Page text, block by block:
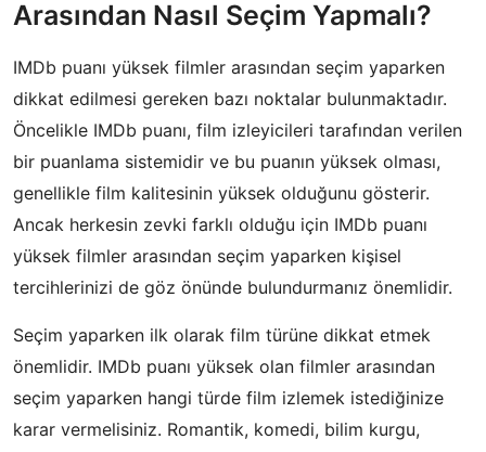
Arasından Nasıl Seçim Yapmalı?
IMDb puanı yüksek filmler arasından seçim yaparken
dikkat edilmesi gereken bazı noktalar bulunmaktadır.
Öncelikle IMDb puanı, film izleyicileri tarafından verilen
bir puanlama sistemidir ve bu puanın yüksek olması,
genellikle film kalitesinin yüksek olduğunu gösterir.
Ancak herkesin zevki farklı olduğu için IMDb puanı
yüksek filmler arasından seçim yaparken kişisel
tercihlerinizi de göz önünde bulundurmanız önemlidir.
Seçim yaparken ilk olarak film türüne dikkat etmek
önemlidir. IMDb puanı yüksek olan filmler arasından
seçim yaparken hangi türde film izlemek istediğinize
karar vermelisiniz. Romantik, komedi, bilim kurgu,